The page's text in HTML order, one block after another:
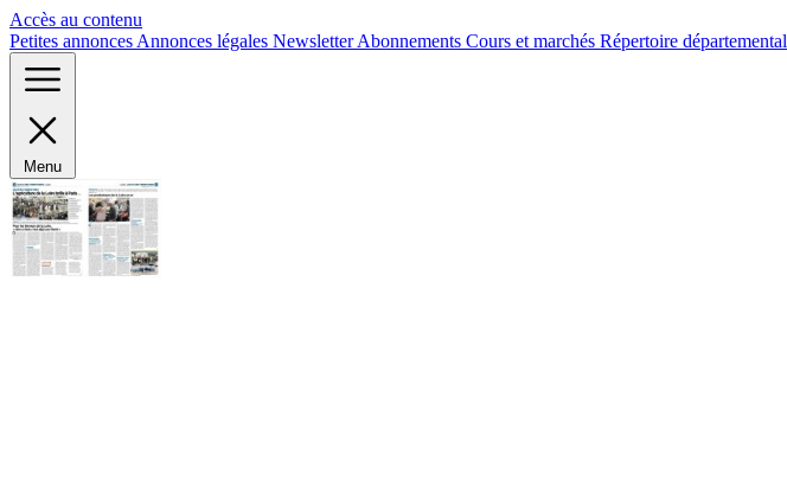
Accès au contenu
Petites annonces Annonces légales NewsletterAbonnements Cours et marchés Répertoire départemental
Menu
Panneau de gestion des cookies